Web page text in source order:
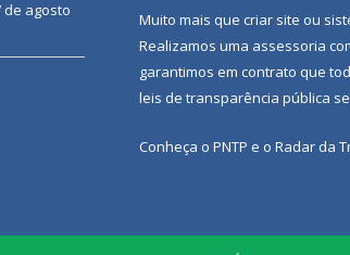
de agosto
Muito mais que criar site ou
Realizamos uma assessoria
garantimos em contrato que
leis de transparência pública
Conheça o PNTP e o Radar da